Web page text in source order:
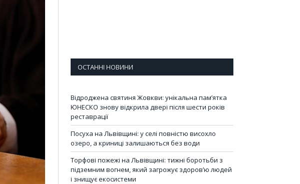
ОСТАННІ НОВИНИ
Відроджена святиня Жовкви: унікальна пам’ятка
ЮНЕСКО знову відкрила двері після шести років
реставрації
Посуха на Львівщині: у селі повністю висохло
озеро, а криниці залишаються без води
Торфові пожежі на Львівщині: тижні боротьби з
підземним вогнем, який загрожує здоров’ю людей
і знищує екосистеми